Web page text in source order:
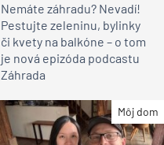
Nemáte záhradu? Nevadí!
Pestujte zeleninu, bylinky
či kvety na balkóne – o tom
je nová epizóda podcastu
Záhrada
Môj dom